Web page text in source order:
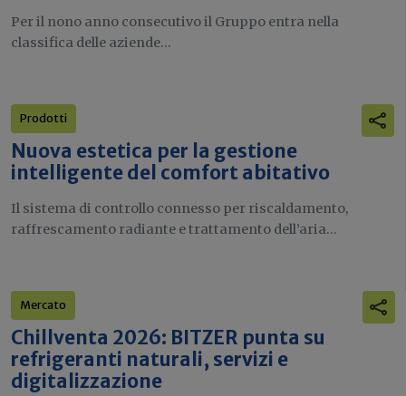
Per il nono anno consecutivo il Gruppo entra nella
classifica delle aziende...
Prodotti
Nuova estetica per la gestione
intelligente del comfort abitativo
Il sistema di controllo connesso per riscaldamento,
raffrescamento radiante e trattamento dell’aria...
Mercato
Chillventa 2026: BITZER punta su
refrigeranti naturali, servizi e
digitalizzazione